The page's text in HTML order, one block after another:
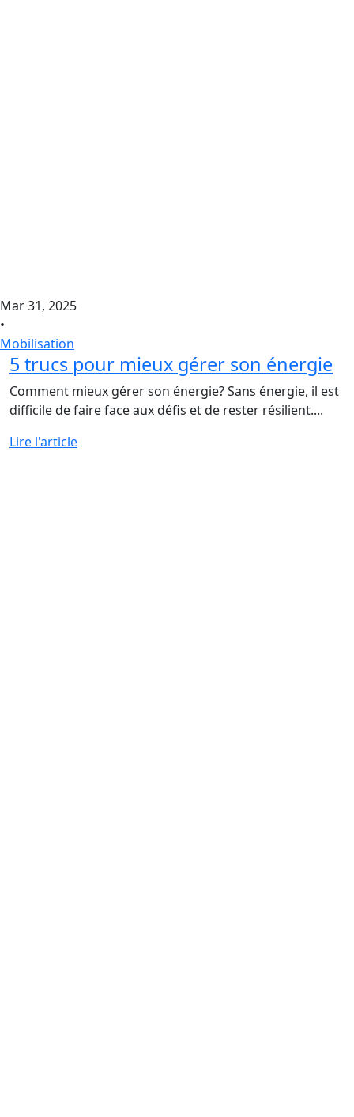
Mar 31, 2025
•
Mobilisation
5 trucs pour mieux gérer son énergie
Comment mieux gérer son énergie? Sans énergie, il est
difficile de faire face aux défis et de rester résilient....
Lire l'article